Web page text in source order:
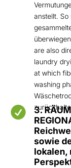
anstellt.
are also
laundry
at which
washing

3.
sowie
lokalen,